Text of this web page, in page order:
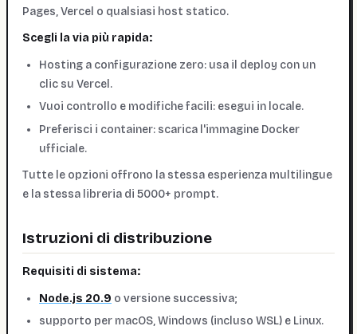
Pages, Vercel o qualsiasi host statico.
Scegli la via più rapida:
Hosting a configurazione zero: usa il deploy con un
clic su Vercel.
Vuoi controllo e modifiche facili: esegui in locale.
Preferisci i container: scarica l'immagine Docker
ufficiale.
Tutte le opzioni offrono la stessa esperienza multilingue
e la stessa libreria di 5000+ prompt.
Istruzioni di distribuzione
Requisiti di sistema:
Node.js 20.9 o versione successiva;
supporto per macOS, Windows (incluso WSL) e Linux.